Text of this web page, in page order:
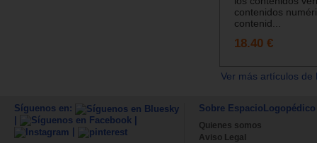
contenidos
contenid...
18.40 €
Ver más artículos
Síguenos en:
|
|
Sobre EspacioLogopédico
Quienes somos
Aviso Legal